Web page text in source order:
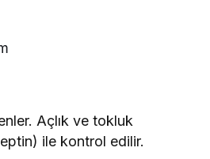
Açlık ve tokluk
ile kontrol edilir.